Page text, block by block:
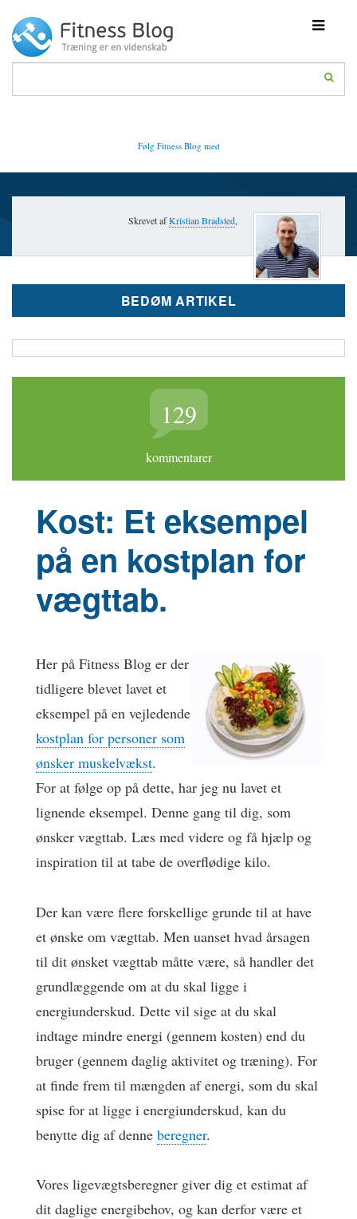
Toggle
Følg Fitness Blog med
Skrevet afKristian Bradsted,
BEDØM ARTIKEL
129
kommentarer
Kost: Et eksempel
på en kostplan for
vægttab.
Her på Fitness Blog er der
tidligere blevet lavet et
eksempel på en vejledende
kostplan for personer som
ønsker muskelvækst.
For at følge op på dette, har jeg nu lavet et
lignende eksempel. Denne gang til dig, som
ønsker vægttab. Læs med videre og få hjælp og
inspiration til at tabe de overflødige kilo.
Der kan være flere forskellige grunde til at have
et ønske om vægttab. Men uanset hvad årsagen
til dit ønsket vægttab måtte være, så handler det
grundlæggende om at du skal ligge i
energiunderskud. Dette vil sige at du skal
indtage mindre energi (gennem kosten) end du
bruger (gennem daglig aktivitet og træning). For
at finde frem til mængden af energi, som du skal
spise for at ligge i energiunderskud, kan du
benytte dig af denne beregner.
Vores ligevægtsberegner giver dig et estimat af
dit daglige energibehov, og kan derfor være et